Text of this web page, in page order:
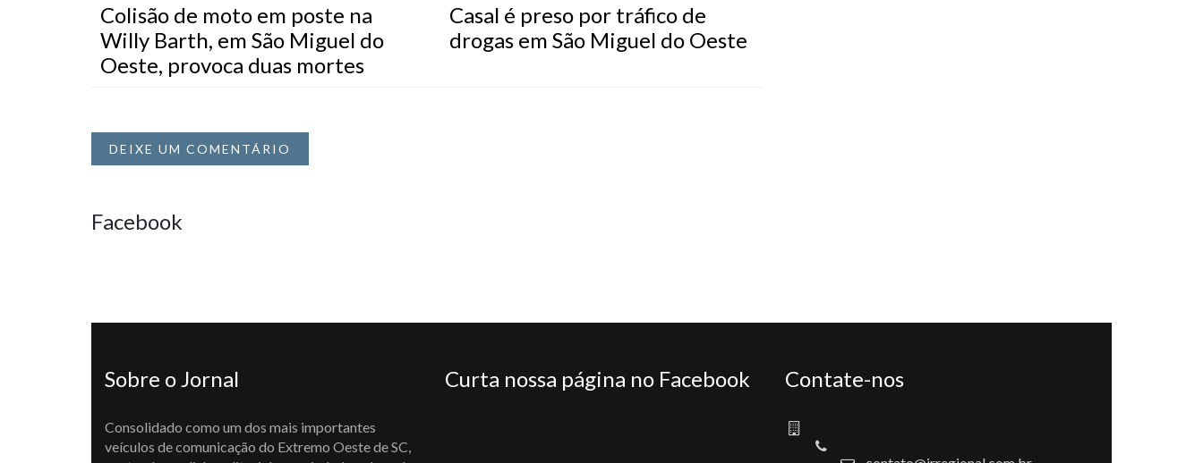
Colisão de moto em poste na
Willy Barth, em São Miguel do
Oeste, provoca duas mortes
Casal é preso por tráfico de
drogas em São Miguel do Oeste
DEIXE UM COMENTÁRIO
Facebook
Sobre o Jornal
Consolidado como um dos mais importantes
veículos de comunicação do Extremo Oeste de SC,
Curta nossa página no Facebook Contate-nos